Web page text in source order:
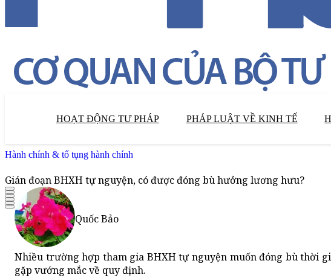
HOẠT ĐỘNG TƯ PHÁP PHÁP LUẬT VỀ KINH TẾ
Hành chính & tố tụng hành chính
Gián đoạn BHXH tự nguyện, có được đóng bù hưởng lương hưu?
Quốc Bảo
Nhiều trường hợp tham gia BHXH tự nguyện muốn đóng bù thời
gặp vướng mắc về quy định.